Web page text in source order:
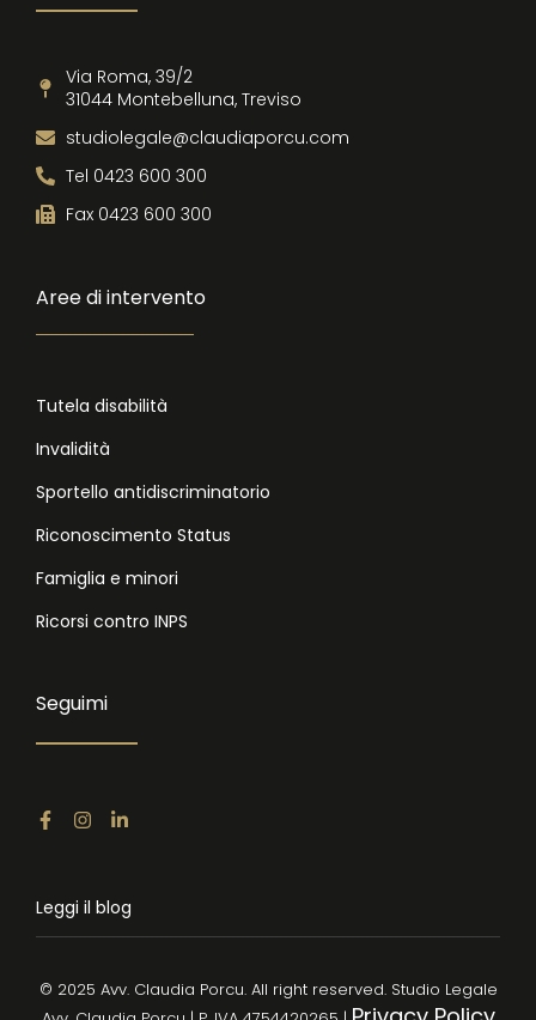
Via Roma, 39/2
31044 Montebelluna, Treviso
studiolegale@claudiaporcu.com
Tel 0423 600 300
Fax 0423 600 300
Aree di intervento
Tutela disabilità
Invalidità
Sportello antidiscriminatorio
Riconoscimento Status
Famiglia e minori
Ricorsi contro INPS
Seguimi
Leggi il blog
© 2025 Avv. Claudia Porcu. All right reserved. Studio Legale